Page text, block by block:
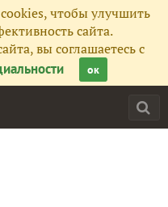
чтобы улучшить
сайта.
вы соглашаетесь с
ок